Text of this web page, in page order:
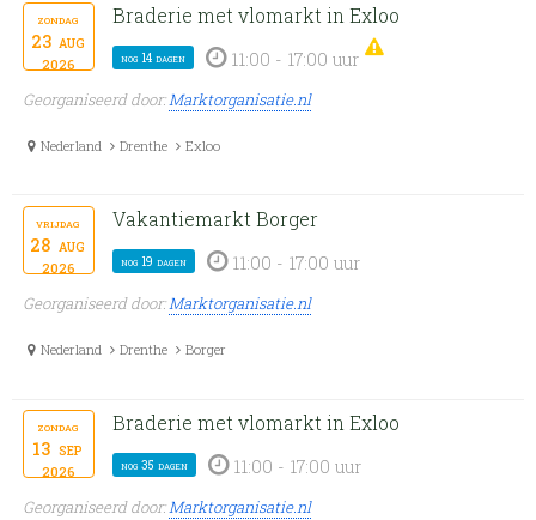
zondag
23 aug
2026
Braderie met vlomarkt in Exloo
nog 14 dagen 11:00 - 17:00 uur
Georganiseerd door:Marktorganisatie.nl
Nederland Drenthe Exloo
vrijdag
28 aug
2026
Vakantiemarkt Borger
nog 19 dagen 11:00 - 17:00 uur
Georganiseerd door:Marktorganisatie.nl
Nederland Drenthe Borger
zondag
13 sep
2026
Braderie met vlomarkt in Exloo
nog 35 dagen 11:00 - 17:00 uur
Georganiseerd door:Marktorganisatie.nl